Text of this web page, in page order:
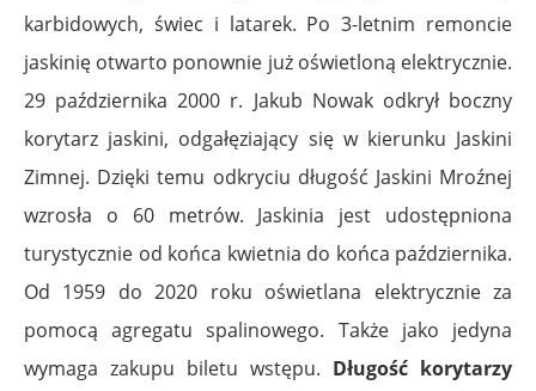
karbidowych, świec i latarek. Po 3-letnim remoncie
jaskinię otwarto ponownie już oświetloną elektrycznie.
29 października 2000 r. Jakub Nowak odkrył boczny
korytarz jaskini, odgałęziający się w kierunku Jaskini
Zimnej. Dzięki temu odkryciu długość Jaskini Mroźnej
wzrosła o 60 metrów. Jaskinia jest udostępniona
turystycznie od końca kwietnia do końca października.
Od 1959 do 2020 roku oświetlana elektrycznie za
pomocą agregatu spalinowego. Także jako jedyna
wymaga zakupu biletu wstępu. Długość korytarzy